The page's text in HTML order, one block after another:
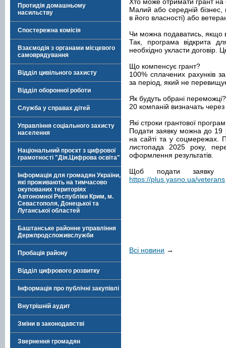
Протидія домашньому
насильству
Спостережна комісія
Взаємодія з органами місцевого
самоврядування
Відділ цивільного захисту
Відділ оборонної роботи
Служба у справах дітей
Управління соціального захисту
населення
Національний проєкт з цифрової
грамотності "Дія.Цифрова освіта"
Інформація для громадян України,
які проживають на тимчасово
окупованих територіях
Автономної Республіки Крим, м.
Севастополя, Донецької та
Луганської областей
Баштанське районне управління
Держпродспоживслужби
Пробація району
Відділ цифрового розвитку
Інформація про публічні закупівлі
Внутрішній аудит
Зміни в законодавстві
Звернення громадян
Малий або середній бізнес,
в його власності) або
Чи можна подаватись, якщо
Так, програма відкрита
необхідно укласти
Що компенсує грант?
100% сплачених рахунків
за період, який не
Як будуть обрані переможці?
20 компаній визначать через
Які строки грантової
Подати заявку можна до 19
на сайті та у соцмережах.
листопада 2025 року,
оформлення результатів.
Щоб подати заявку
https://plus.yasno.ua/veterans
Всі новини →